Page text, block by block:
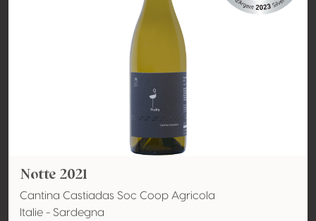
Notte 2021
Cantina Castiadas Soc Coop Agricola
Italie - Sardegna